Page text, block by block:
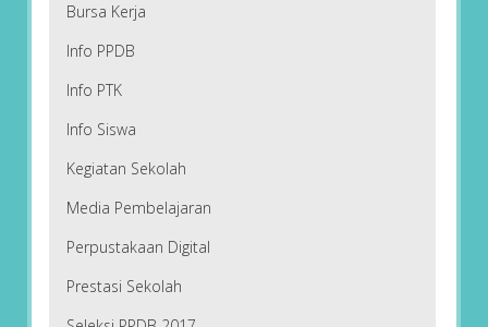
Bursa Kerja
Info PPDB
Info PTK
Info Siswa
Kegiatan Sekolah
Media Pembelajaran
Perpustakaan Digital
Prestasi Sekolah